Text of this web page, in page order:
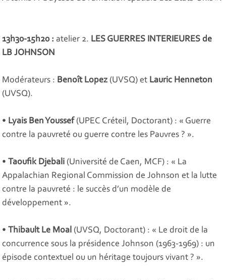
13h30-15h20 : atelier 2. LES GUERRES INTERIEURES de
LB JOHNSON
Modérateurs : Benoît Lopez (UVSQ) et Lauric Henneton
(UVSQ).
• Lyais Ben Youssef (UPEC Créteil, Doctorant) : « Guerre
contre la pauvreté ou guerre contre les Pauvres ? ».
•Taoufik Djebali (Université de Caen, MCF) : « La
Appalachian Regional Commission de Johnson et la lutte
contre la pauvreté : le succès d’un modèle de
développement ».
•Thibault Le Moal (UVSQ, Doctorant) : « Le droit de la
concurrence sous la présidence Johnson (1963-1969) : un
épisode contextuel ou un héritage toujours vivant ? ».